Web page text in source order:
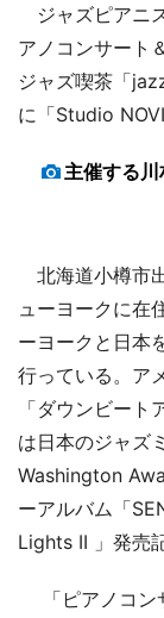
ジャズピアニ
アノコンサート
ジャズ喫茶「
に「Studio
主催する
北海道小樽市
ューヨークに在
ーヨークと日本
行っている。ア
「ダウンビー
は日本のジャズ
Washington
ーアルバム「
Lights II 」発売
「ピアノコン